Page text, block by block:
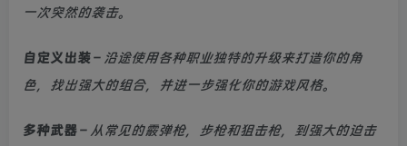
一次突然的袭击。
自定义出装– 沿途使用各种职业独特的升级来打造你的角
色，找出强大的组合，并进一步强化你的游戏风格。
多种武器– 从常见的霰弹枪，步枪和狙击枪，到强大的迫击